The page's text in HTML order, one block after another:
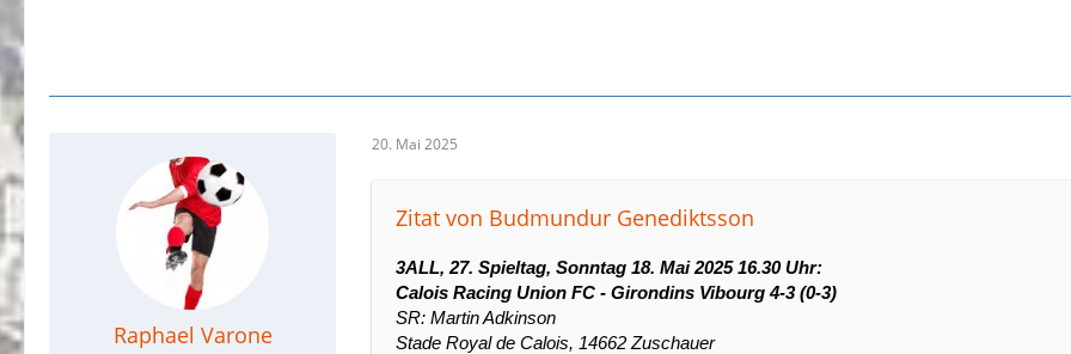
Raphael Varone
20. Mai 2025
Zitat von Budmundur Genediktsson
3ALL, 27. Spieltag, Sonntag 18. Mai 2025 16.30 Uhr:
Calois Racing Union FC - Girondins Vibourg 4-3 (0-3)
SR: Martin Adkinson
Stade Royal de Calois, 14662 Zuschauer